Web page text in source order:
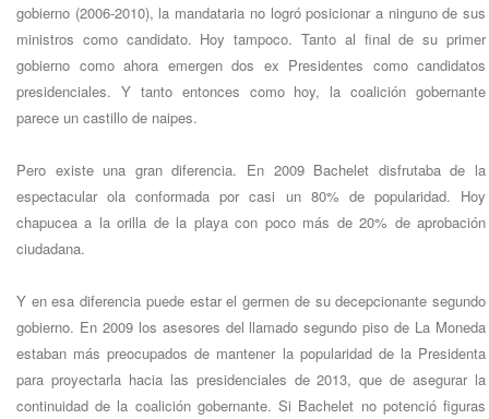
gobierno (2006-2010), la mandataria no logró posicionar a ninguno de sus
ministros como candidato. Hoy tampoco. Tanto al final de su primer
gobierno como ahora emergen dos ex Presidentes como candidatos
presidenciales. Y tanto entonces como hoy, la coalición gobernante
parece un castillo de naipes.
Pero existe una gran diferencia. En 2009 Bachelet disfrutaba de la
espectacular ola conformada por casi un 80% de popularidad. Hoy
chapucea a la orilla de la playa con poco más de 20% de aprobación
ciudadana.
Y en esa diferencia puede estar el germen de su decepcionante segundo
gobierno. En 2009 los asesores del llamado segundo piso de La Moneda
estaban más preocupados de mantener la popularidad de la Presidenta
para proyectarla hacia las presidenciales de 2013, que de asegurar la
continuidad de la coalición gobernante. Si Bachelet no potenció figuras